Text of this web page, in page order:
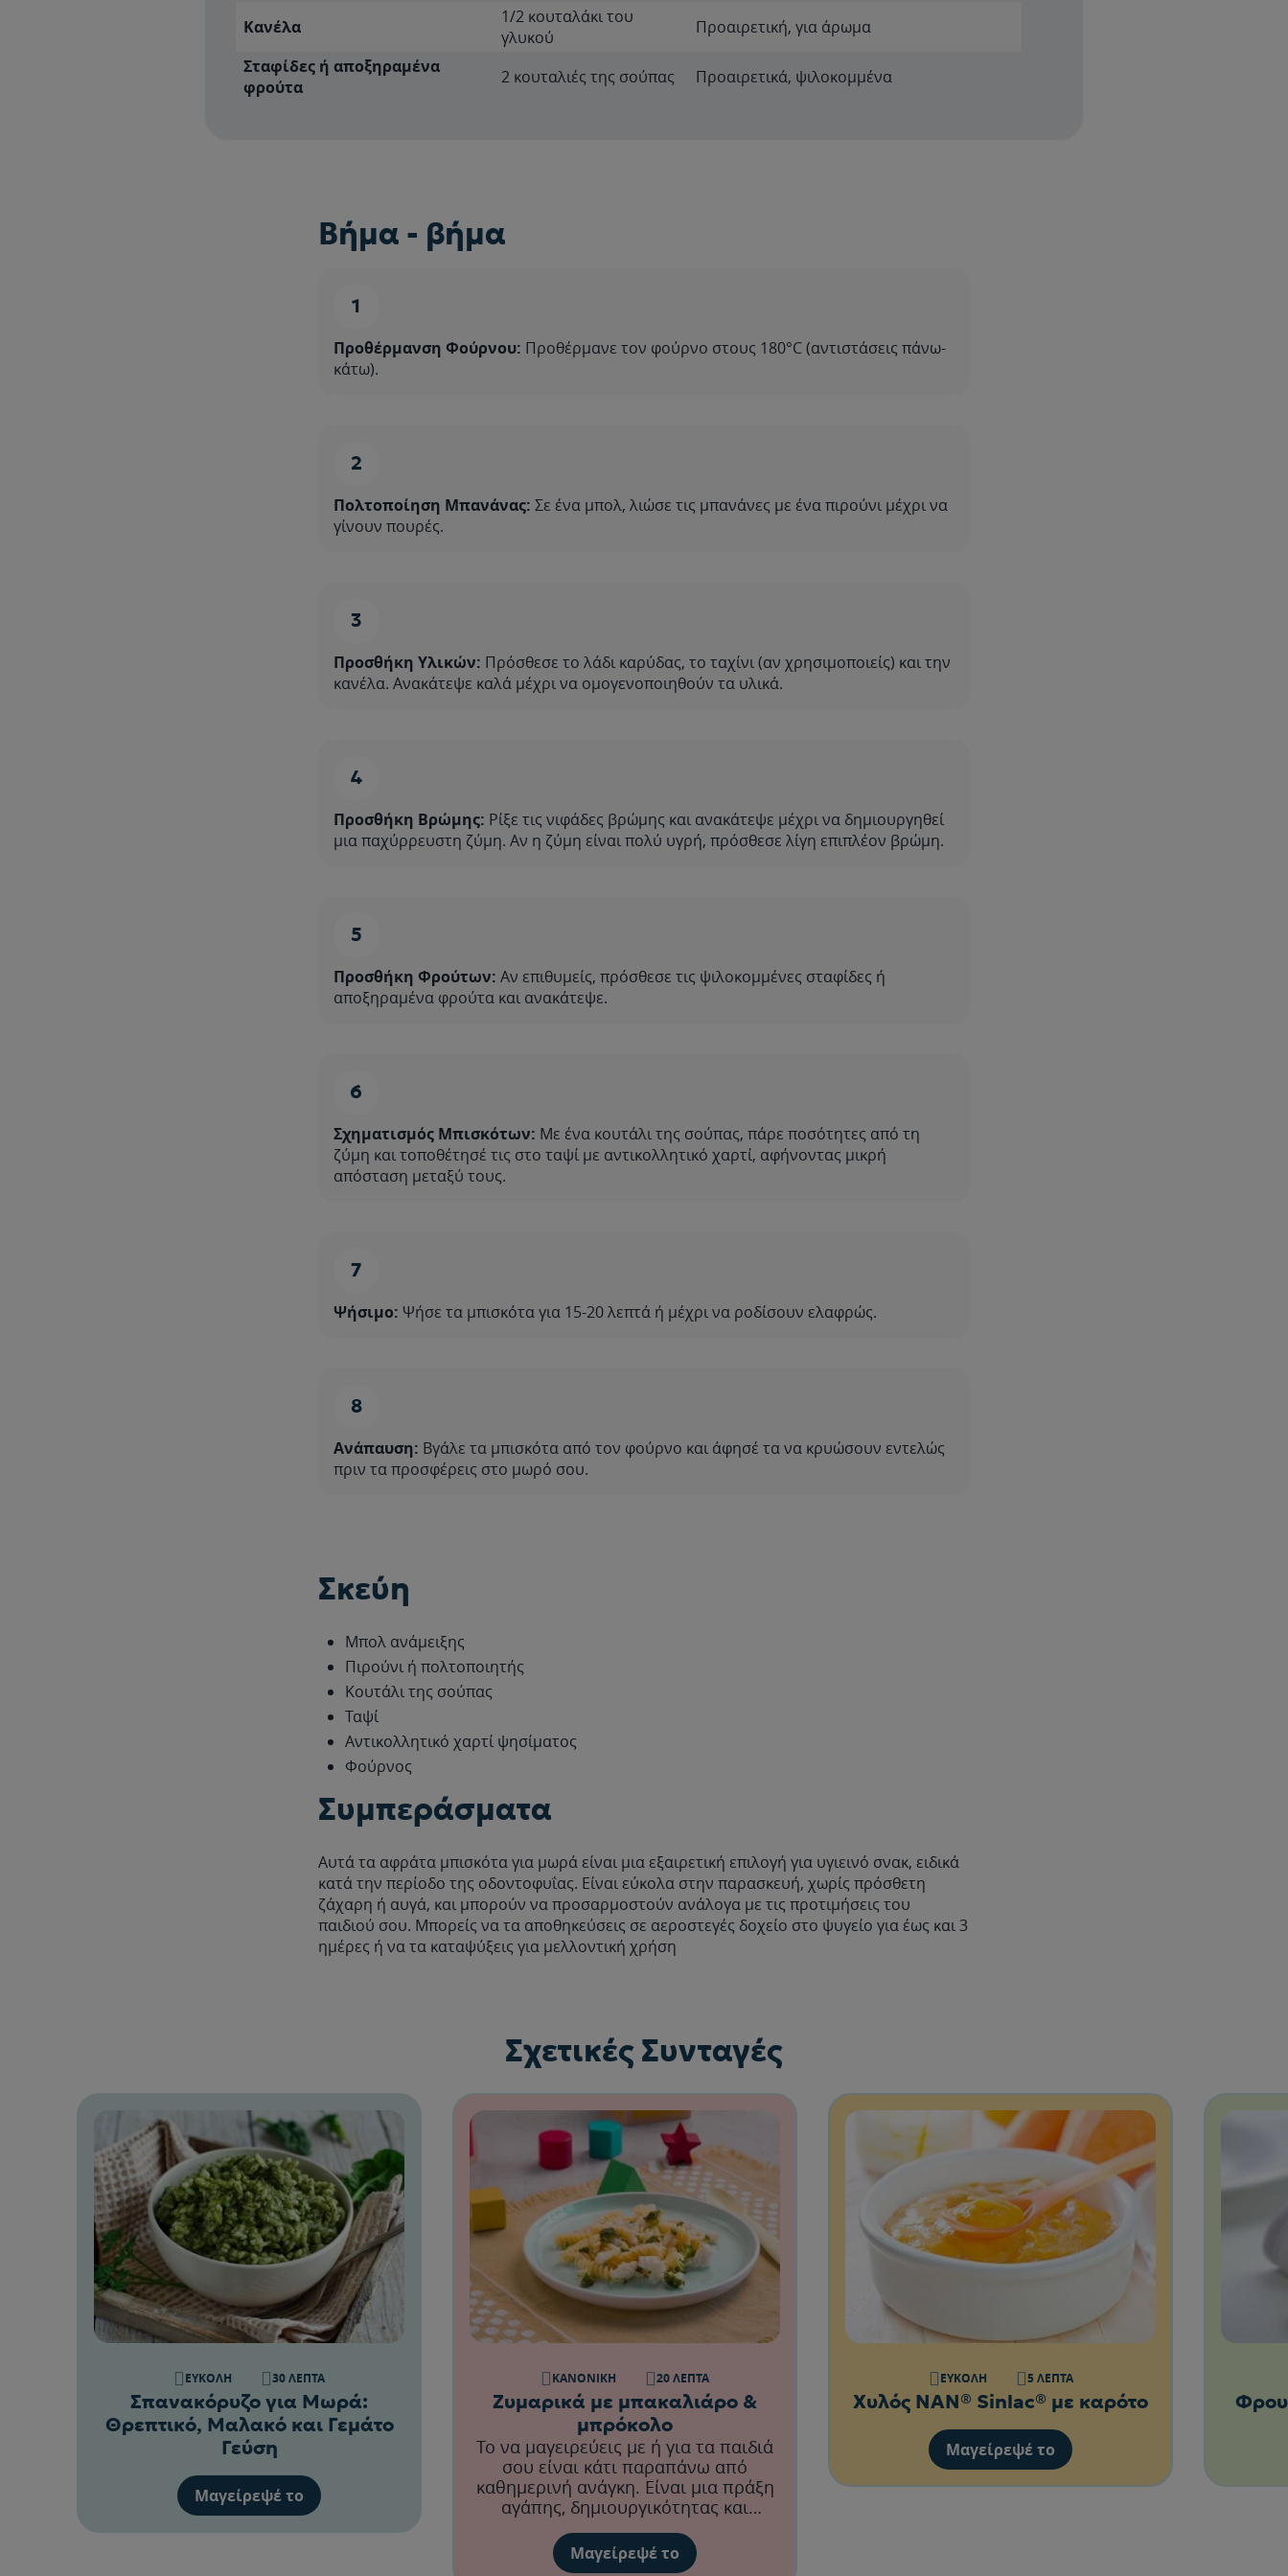
Κανέλα
1/2 κουταλάκι του
γλυκού
Προαιρετική, για άρωμα
Σταφίδες ή αποξηραμένα
φρούτα
2 κουταλιές της σούπας Προαιρετικά, ψιλοκομμένα
Βήμα - βήμα
Προθέρμανση Φούρνου: Προθέρμανε τον φούρνο στους 180°C (αντιστάσεις πάνω-
κάτω).
Πολτοποίηση Μπανάνας: Σε ένα μπολ, λιώσε τις μπανάνες με ένα πιρούνι μέχρι να
γίνουν πουρές.
Προσθήκη Υλικών: Πρόσθεσε το λάδι καρύδας, το ταχίνι (αν χρησιμοποιείς) και την
κανέλα. Ανακάτεψε καλά μέχρι να ομογενοποιηθούν τα υλικά.
Προσθήκη Βρώμης: Ρίξε τις νιφάδες βρώμης και ανακάτεψε μέχρι να δημιουργηθεί
μια παχύρρευστη ζύμη. Αν η ζύμη είναι πολύ υγρή, πρόσθεσε λίγη επιπλέον βρώμη.
Προσθήκη Φρούτων: Αν επιθυμείς, πρόσθεσε τις ψιλοκομμένες σταφίδες ή
αποξηραμένα φρούτα και ανακάτεψε.
Σχηματισμός Μπισκότων: Με ένα κουτάλι της σούπας, πάρε ποσότητες από τη
ζύμη και τοποθέτησέ τις στο ταψί με αντικολλητικό χαρτί, αφήνοντας μικρή
απόσταση μεταξύ τους.
Ψήσιμο: Ψήσε τα μπισκότα για 15-20 λεπτά ή μέχρι να ροδίσουν ελαφρώς.
Ανάπαυση: Βγάλε τα μπισκότα από τον φούρνο και άφησέ τα να κρυώσουν εντελώς
πριν τα προσφέρεις στο μωρό σου.
Σκεύη
Μπολ ανάμειξης
Πιρούνι ή πολτοποιητής
Κουτάλι της σούπας
Ταψί
Αντικολλητικό χαρτί ψησίματος
Φούρνος
Συμπεράσματα
Αυτά τα αφράτα μπισκότα για μωρά είναι μια εξαιρετική επιλογή για υγιεινό σνακ, ειδικά
κατά την περίοδο της οδοντοφυΐας. Είναι εύκολα στην παρασκευή, χωρίς πρόσθετη
ζάχαρη ή αυγά, και μπορούν να προσαρμοστούν ανάλογα με τις προτιμήσεις του
παιδιού σου. Μπορείς να τα αποθηκεύσεις σε αεροστεγές δοχείο στο ψυγείο για έως και 3
ημέρες ή να τα καταψύξεις για μελλοντική χρήση
Σχετικές Συνταγές
Σπανακόρυζο για Μωρά:
Θρεπτικό, Μαλακό και Γεμάτο
Γεύση
ΕΎΚΟΛΗ 30 ΛΕΠΤΆ
Μαγείρεψέ το
Ζυμαρικά με μπακαλιάρο &
μπρόκολο
Το να μαγειρεύεις με ή για τα παιδιά
σου είναι κάτι παραπάνω από
καθημερινή ανάγκη. Είναι μια πράξη
αγάπης, δημιουργικότητας και
σύνδεσης.
ΚΑΝΟΝΙΚΉ 20 ΛΕΠΤΆ
Μαγείρεψέ το
Χυλός NAN® Sinlac® με καρότο
ΕΎΚΟΛΗ 5 ΛΕΠΤΆ
Μαγείρεψέ το